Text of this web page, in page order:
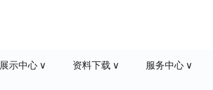
展示中心 资料下载 服务中心